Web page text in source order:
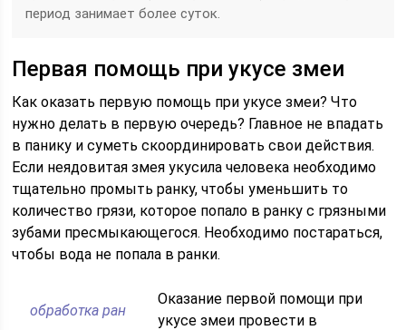
период занимает более суток.
Первая помощь при укусе змеи
Как оказать первую помощь при укусе змеи? Что
нужно делать в первую очередь? Главное не впадать
в панику и суметь скоординировать свои действия.
Если неядовитая змея укусила человека необходимо
тщательно промыть ранку, чтобы уменьшить то
количество грязи, которое попало в ранку с грязными
зубами пресмыкающегося. Необходимо постараться,
чтобы вода не попала в ранки.
обработка ран
Оказание первой помощи при
укусе змеи провести в